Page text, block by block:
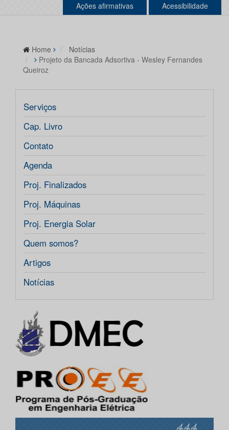
Ações afirmativas Acessibilidade
Home
Notícias
Projeto da Bancada Adsortiva - Wesley Fernandes
Queiroz
Serviços
Cap. Livro
Contato
Agenda
Proj. Finalizados
Proj. Máquinas
Proj. Energia Solar
Quem somos?
Artigos
Notícias